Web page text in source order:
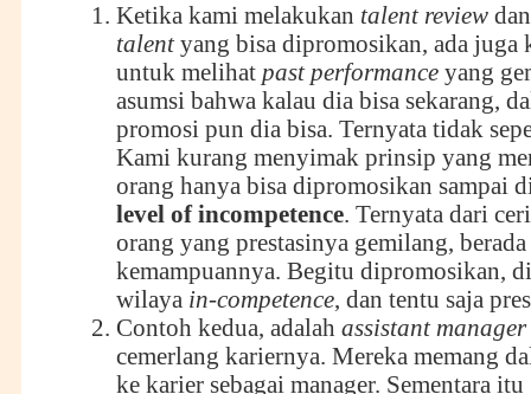
Ketika kami melakukan talent review
talentyang bisa dipromosikan, ada juga
untuk melihat past performanceyang
asumsi bahwa kalau dia bisa sekarang,
promosi pun dia bisa. Ternyata tidak
Kami kurang menyimak prinsip yang
orang hanya bisa dipromosikan sampai
level of incompetence. Ternyata dari
orang yang prestasinya gemilang,
kemampuannya. Begitu dipromosikan,
wilaya in-competence, dan tentu saja
Contoh kedua, adalah assistant manager
cemerlang kariernya. Mereka memang
ke karier sebagai manager. Sementara itu